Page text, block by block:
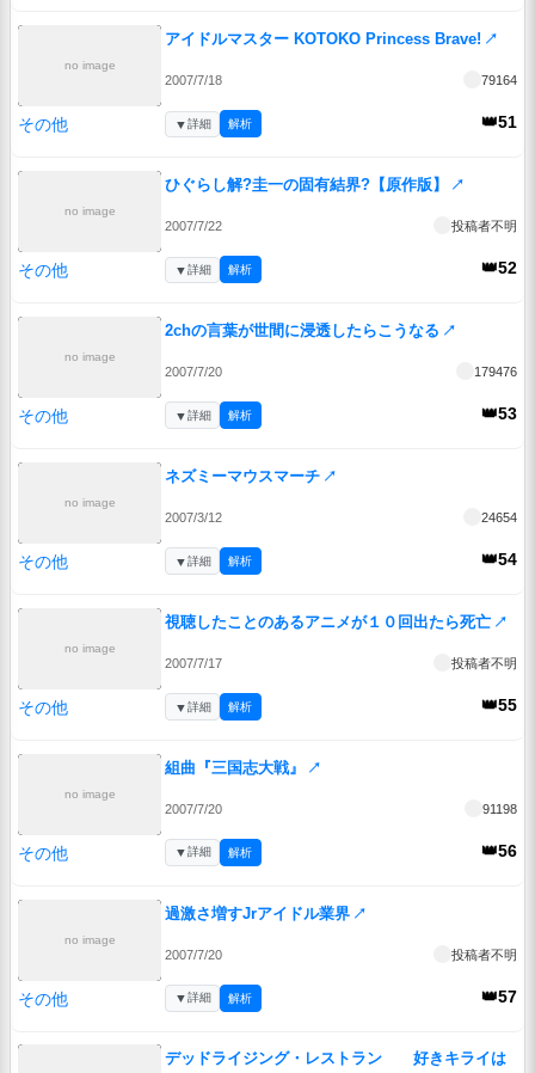
no image
アイドルマスター KOTOKO Princess Brave! ↗
2007/7/18 79164
その他 👑51
▼詳細 解析
no image
ひぐらし解?圭一の固有結界?【原作版】 ↗
2007/7/22 投稿者不明
その他 👑52
▼詳細 解析
no image
2chの言葉が世間に浸透したらこうなる ↗
2007/7/20 179476
その他 👑53
▼詳細 解析
no image
ネズミーマウスマーチ ↗
2007/3/12 24654
その他 👑54
▼詳細 解析
no image
視聴したことのあるアニメが１０回出たら死亡 ↗
2007/7/17 投稿者不明
その他 👑55
▼詳細 解析
no image
組曲『三国志大戦』 ↗
2007/7/20 91198
その他 👑56
▼詳細 解析
no image
過激さ増すJrアイドル業界 ↗
2007/7/20 投稿者不明
その他 👑57
▼詳細 解析
デッドライジング・レストラン 好きキライは